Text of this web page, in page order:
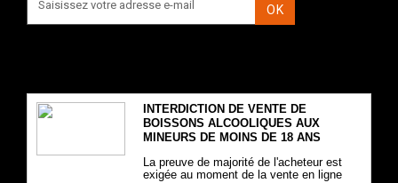
OK
INTERDICTION DE VENTE DE
BOISSONS ALCOOLIQUES AUX
MINEURS DE MOINS DE 18 ANS
La preuve de majorité de l'acheteur est
exigée au moment de la vente en ligne